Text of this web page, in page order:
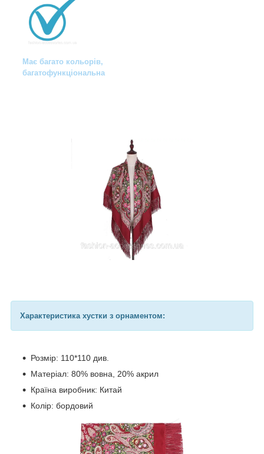
Має багато кольорів,
багатофункціональна
Характеристика хустки з орнаментом:
Розмір: 110*110 див.
Матеріал: 80% вовна, 20% акрил
Країна виробник: Китай
Колір: бордовий